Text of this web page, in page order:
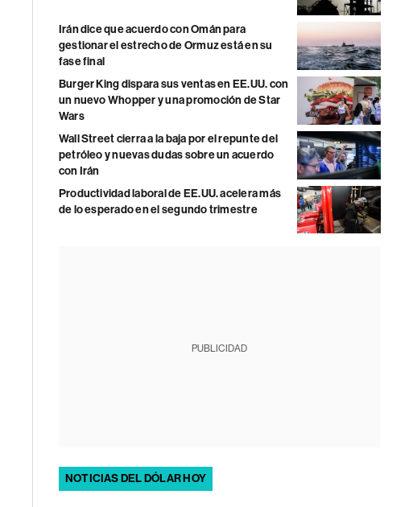
Irán dice que acuerdo con Omán para
gestionar el estrecho de Ormuz está en su
fase final
Burger King dispara sus ventas en EE.UU. con
un nuevo Whopper y una promoción de Star
Wars
Wall Street cierra a la baja por el repunte del
petróleo y nuevas dudas sobre un acuerdo
con Irán
Productividad laboral de EE.UU. acelera más
de lo esperado en el segundo trimestre
PUBLICIDAD
NOTICIAS DEL DÓLAR HOY